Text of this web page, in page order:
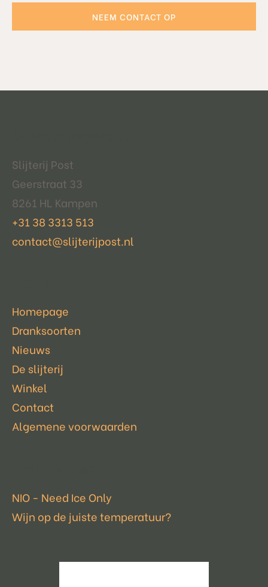
NEEM CONTACT OP
Slijterij Post
Geerstraat 33
8261 HL Kampen
+31 38 3313 513
contact@slijterijpost.nl
Homepage
Dranksoorten
Nieuws
De slijterij
Winkel
Contact
Algemene voorwaarden
NIO - Need Ice Only
Wijn op de juiste temperatuur?